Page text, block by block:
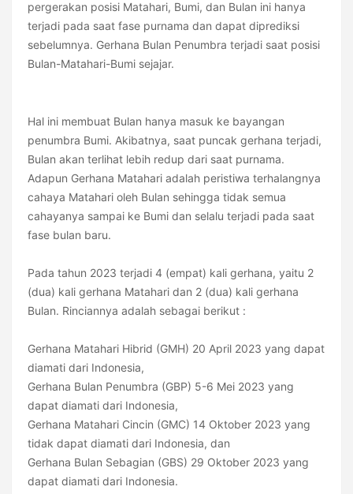
pergerakan posisi Matahari, Bumi, dan Bulan ini hanya
terjadi pada saat fase purnama dan dapat diprediksi
sebelumnya. Gerhana Bulan Penumbra terjadi saat posisi
Bulan-Matahari-Bumi sejajar.
Hal ini membuat Bulan hanya masuk ke bayangan
penumbra Bumi. Akibatnya, saat puncak gerhana terjadi,
Bulan akan terlihat lebih redup dari saat purnama.
Adapun Gerhana Matahari adalah peristiwa terhalangnya
cahaya Matahari oleh Bulan sehingga tidak semua
cahayanya sampai ke Bumi dan selalu terjadi pada saat
fase bulan baru.
Pada tahun 2023 terjadi 4 (empat) kali gerhana, yaitu 2
(dua) kali gerhana Matahari dan 2 (dua) kali gerhana
Bulan. Rinciannya adalah sebagai berikut :
Gerhana Matahari Hibrid (GMH) 20 April 2023 yang dapat
diamati dari Indonesia,
Gerhana Bulan Penumbra (GBP) 5-6 Mei 2023 yang
dapat diamati dari Indonesia,
Gerhana Matahari Cincin (GMC) 14 Oktober 2023 yang
tidak dapat diamati dari Indonesia, dan
Gerhana Bulan Sebagian (GBS) 29 Oktober 2023 yang
dapat diamati dari Indonesia.